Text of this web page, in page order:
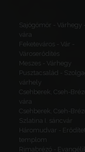
Sajógömör - Várhegy
vára
Feketeváros - Vár -
Városerődítés
Meszes - Várhegy
Pusztacsalád -
várhely
Csehberek, Cseh-
vára
Csehberek, Cseh-
Szlatina I. sáncvár
Háromudvar -
templom
Rimabrézó -